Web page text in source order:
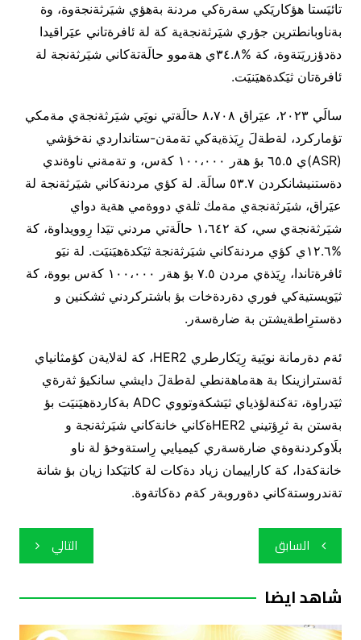
تائيَستا هؤكاريَكي سةرةكي مردنة بةهؤي شيَرثةنجةوة، وة
بةناوبانطترين جؤري شيَرثةنجةية كة لة ئافرةتاني عيَراقيدا
دةدؤزريَتةوة، كة %٣٤.٨ي هةموو حالَةتةكاني شيَرثةنجة لة
ئافرةتان ثيَكدةهيَنيَت.
سالَي ٢٠٢٣، عيَراق ٨،٧٠٨ حالَةتي نويَي شيَرثةنجةي مةمكي
تؤماركرد، لةطةلَ رِيَذةيةكي تةمةن-ستانداردي نةخؤشي
(ASR)ي ٦٥.٥ بؤ هةر ١٠٠،٠٠٠ كةس، و تةمةني ناوةندي
دةستنيشانكردن ٥٣.٧ سالَة. لة كؤي مردنةكاني شيَرثةنجة لة
عيَراق، شيَرثةنجةي مةمك ثلةي دووةمي هةية دواي
شيَرثةنجةي سي، كة ١،٦٤٢ حالَةتي مردني تيَدا رِوويداوة، كة
%١٢.٦ي كؤي مردنةكاني شيَرثةنجة ثيَكدةهيَنيَت. لة نيَو
ئافرةتاندا، رِيَذةي مردن ٧.٥ بؤ هةر ١٠٠،٠٠٠ كةس بووة، كة
ثيَويستيةكي فوري دةردةخات بؤ باشتركردني ثشكنين و
دةسترِاطةيشتن بة ضارةسةر.
ئةم دةرمانة نويَية رِيَكارطري HER2، كة لةلايةن كؤمثانياي
ئةسترازينكا بة هةماهةنطي لةطةلَ دايشي سانكيؤ ثةرةي
ثيَدراوة، تةكنةلؤذياي ثيَشكةوتووي ADC بةكاردةهيَنيَت بؤ
بةستن بة ثرِؤتيني HER2ةكاني خانةكاني شيَرثةنجة و
بلَاوكردنةوةي ضارةسةري كيميايي رِاستةوخؤ لة ناو
خانةكةدا، كة كاراييمان زياد دةكات لة كاتيَكدا زيان بؤ شانة
تةندروستةكاني دةوروبةر كةم دةكاتةوة.
تصفّح
المقالات
السابق التالي
شاهد ايضا